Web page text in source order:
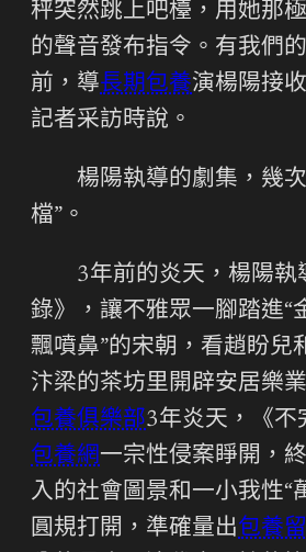
秤突然跳上吧檯，用她那
的聲音發布指令。有我們
前，導長期包養演楊陽接
記者采訪時說。
楊陽執導的劇集，幾
檔”。
3年前的炎天，楊陽執
錄》，讓不雅眾一腳踏進“
飄噴鼻”的宋朝，看趙盼兒
汴梁的茶坊里開辟安居樂
包養俱樂部3年炎天，《不
包養網一宗性侵案睜開，
入的社會圖景和一小我性“
圓規打開，準確量出包養